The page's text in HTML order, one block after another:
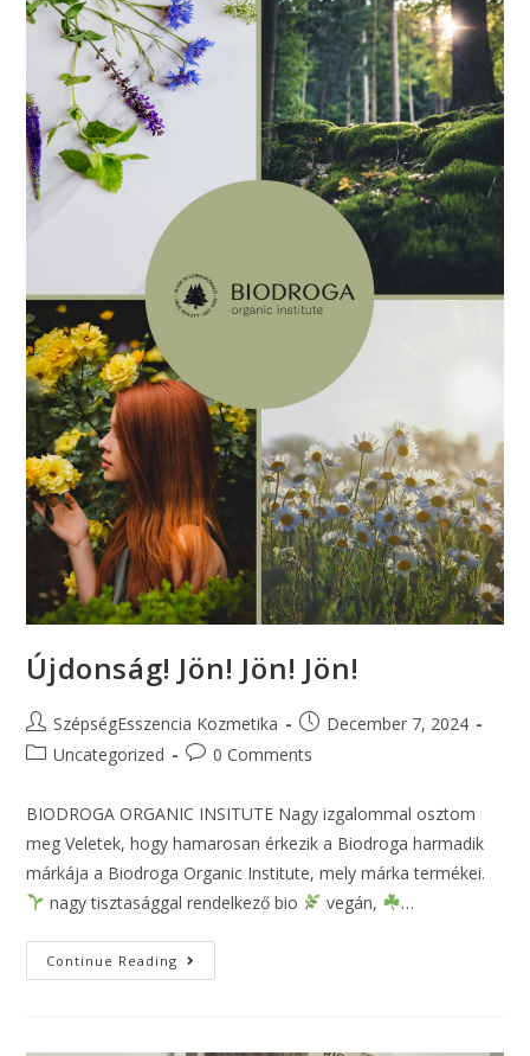
Újdonság! Jön! Jön! Jön!
SzépségEsszencia Kozmetika
December 7, 2024
Uncategorized
0 Comments
BIODROGA ORGANIC INSITUTE Nagy izgalommal osztom
meg Veletek, hogy hamarosan érkezik a Biodroga harmadik
márkája a Biodroga Organic Institute, mely márka termékei.
nagy tisztasággal rendelkező bio
vegán, …
Continue Reading